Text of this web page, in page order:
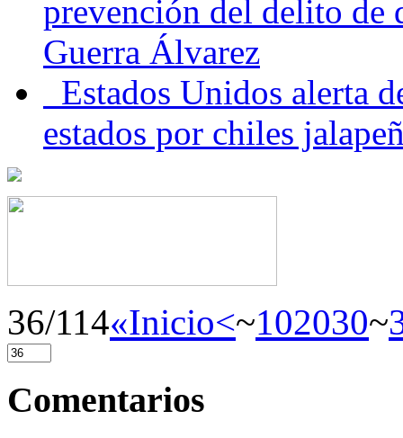
prevención del delito de
Guerra Álvarez
Estados Unidos alerta
estados por chiles
36/114«Inicio<~102030~
Comentarios